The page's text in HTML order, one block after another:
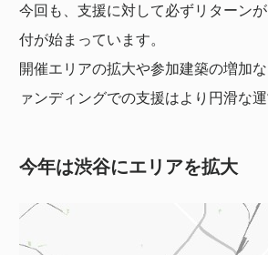
今回も、支援に対して必ずリターン
付が始まっています。
開催エリアの拡大や参加建築の増加
ァンディングでの支援はより円滑な
今年は渋谷にエリアを拡大